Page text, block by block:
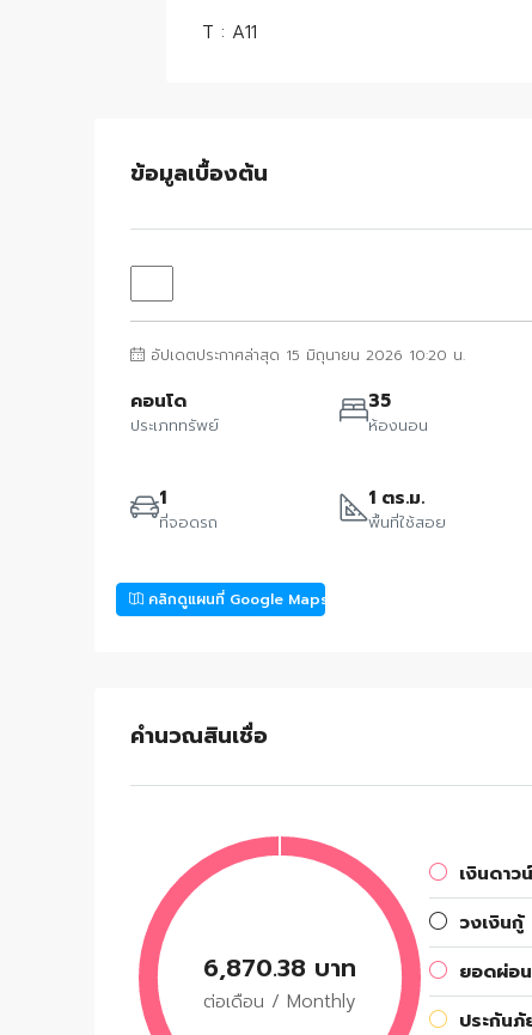
T : A11
ข้อมูลเบื้องต้น
อัปเดตประกาศล่าสุด 15 มิถุนายน 2026 10:20 น.
คอนโด
ประเภททรัพย์
35
ห้องนอน
1
ที่จอดรถ
1 ตร.ม.
พื้นที่ใช้สอย
คลิกดูแผนที่ Google Maps
คำนวณสินเชื่อ
6,870.38 บาท
ต่อเดือน / Monthly
เงินดาวน์
วงเงินกู้
ยอดผ่อ
ประกันภั